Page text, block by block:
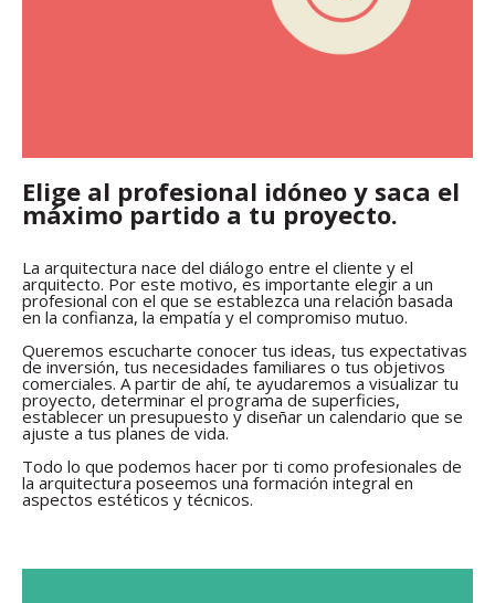
Elige al profesional idóneo y saca el
máximo partido a tu proyecto.
La arquitectura nace del diálogo entre el cliente y el
arquitecto. Por este motivo, es importante elegir a un
profesional con el que se establezca una relación basada
en la confianza, la empatía y el compromiso mutuo.
Queremos escucharte conocer tus ideas, tus expectativas
de inversión, tus necesidades familiares o tus objetivos
comerciales. A partir de ahí, te ayudaremos a visualizar tu
proyecto, determinar el programa de superficies,
establecer un presupuesto y diseñar un calendario que se
ajuste a tus planes de vida.
Todo lo que podemos hacer por ti como profesionales de
la arquitectura poseemos una formación integral en
aspectos estéticos y técnicos.